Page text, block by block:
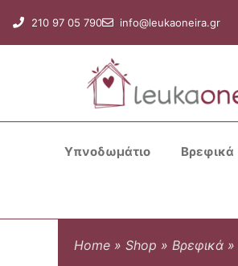
στο
περιεχόμενο
210 97 05 790 info@leukaoneira.gr
Υπνοδωμάτιο Βρεφικά
Home » Shop » Βρεφικά »